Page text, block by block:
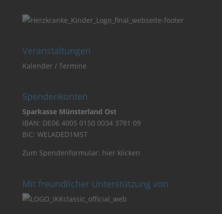
Veranstaltungen
Kalender / Termine
Spendenkonten
Sparkasse Münsterland Ost
IBAN: DE06 4005 0150 0034 3781 09
BIC: WELADED1MST
Zum Spendenformular: hier klicken
Mit freundlicher Unterstützung von